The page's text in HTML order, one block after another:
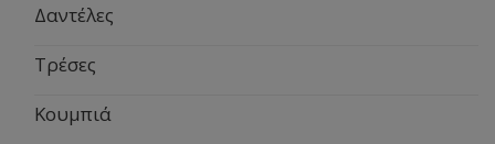
Δαντέλες
Τρέσες
Κουμπιά